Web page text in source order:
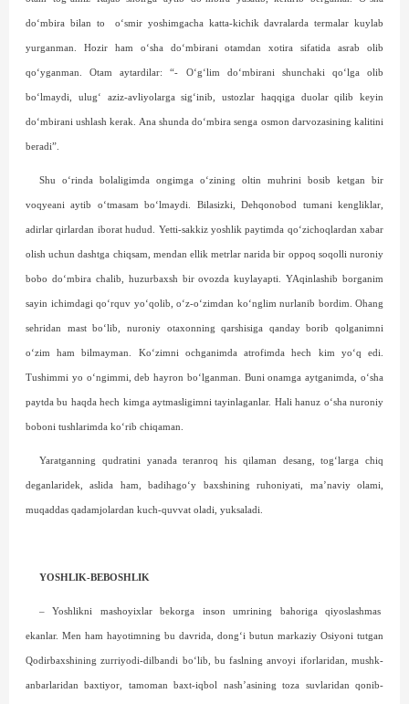
do‘mbira bilan to o‘smir yoshimgacha katta-kichik davralarda termalar kuylab
yurganman. Hozir ham o‘sha do‘mbirani otamdan xotira sifatida asrab olib
qo‘yganman. Otam aytardilar: “- O‘g‘lim do‘mbirani shunchaki qo‘lga olib
bo‘lmaydi, ulug‘ aziz-avliyolarga sig‘inib, ustozlar haqqiga duolar qilib keyin
do‘mbirani ushlash kerak. Ana shunda do‘mbira senga osmon darvozasining kalitini
beradi”.
Shu o‘rinda bolaligimda ongimga o‘zining oltin muhrini bosib ketgan bir
voqyeani aytib o‘tmasam bo‘lmaydi. Bilasizki, Dehqonobod tumani kengliklar,
adirlar qirlardan iborat hudud. Yetti-sakkiz yoshlik paytimda qo‘zichoqlardan xabar
olish uchun dashtga chiqsam, mendan ellik metrlar narida bir oppoq soqolli nuroniy
bobo do‘mbira chalib, huzurbaxsh bir ovozda kuylayapti. YAqinlashib borganim
sayin ichimdagi qo‘rquv yo‘qolib, o‘z-o‘zimdan ko‘nglim nurlanib bordim. Ohang
sehridan mast bo‘lib, nuroniy otaxonning qarshisiga qanday borib qolganimni
o‘zim ham bilmayman. Ko‘zimni ochganimda atrofimda hech kim yo‘q edi.
Tushimmi yo o‘ngimmi, deb hayron bo‘lganman. Buni onamga aytganimda, o‘sha
paytda bu haqda hech kimga aytmasligimni tayinlaganlar. Hali hanuz o‘sha nuroniy
boboni tushlarimda ko‘rib chiqaman.
Yaratganning qudratini yanada teranroq his qilaman desang, tog‘larga chiq
deganlaridek, aslida ham, badihago‘y baxshining ruhoniyati, ma’naviy olami,
muqaddas qadamjolardan kuch-quvvat oladi, yuksaladi.
YOSHLIK-BEBOSHLIK
– Yoshlikni mashoyixlar bekorga inson umrining bahoriga qiyoslashmas
ekanlar. Men ham hayotimning bu davrida, dong‘i butun markaziy Osiyoni tutgan
Qodirbaxshining zurriyodi-dilbandi bo‘lib, bu faslning anvoyi iforlaridan, mushk-
anbarlaridan baxtiyor, tamoman baxt-iqbol nash’asining toza suvlaridan qonib-